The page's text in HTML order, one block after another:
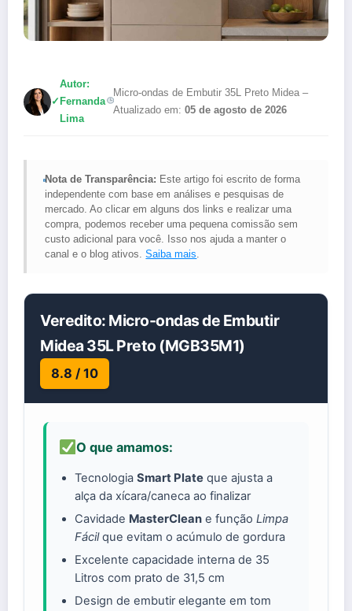
✓
Autor:
Fernanda
Lima
Micro-ondas de Embutir 35L Preto Midea –
Atualizado em: 05 de agosto de 2026
Nota de Transparência: Este artigo foi escrito de forma
independente com base em análises e pesquisas de
mercado. Ao clicar em alguns dos links e realizar uma
compra, podemos receber uma pequena comissão sem
custo adicional para você. Isso nos ajuda a manter o
canal e o blog ativos.Saiba mais.
Veredito: Micro-ondas de Embutir
Midea 35L Preto (MGB35M1)
8.8 / 10
O que amamos:
Tecnologia Smart Plate que ajusta a
alça da xícara/caneca ao finalizar
Cavidade MasterClean e função Limpa
Fácilque evitam o acúmulo de gordura
Excelente capacidade interna de 35
Litros com prato de 31,5 cm
Design de embutir elegante em tom